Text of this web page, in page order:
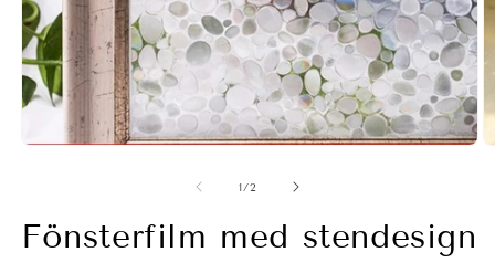
Öppna
1/av
2
Fönsterfilm med stendesign